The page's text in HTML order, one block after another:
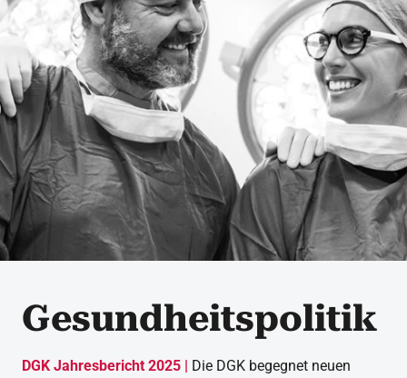
Gesundheitspolitik
DGK Jahresbericht 2025 | Die DGK begegnet neuen